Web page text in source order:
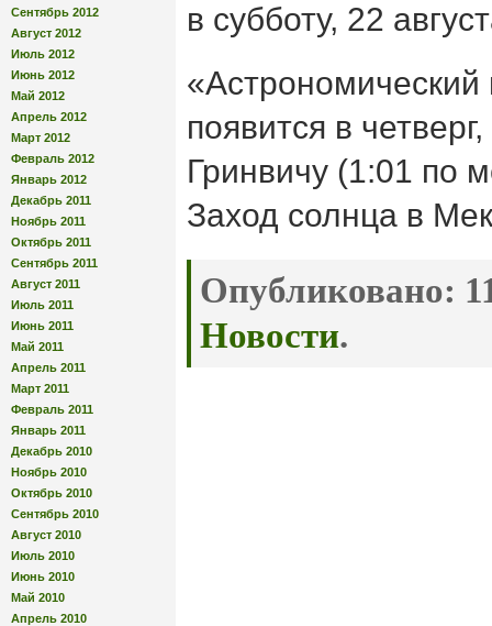
Сентябрь 2012
Август 2012
Июль 2012
Июнь 2012
Май 2012
Апрель 2012
Март 2012
Февраль 2012
Январь 2012
Декабрь 2011
Ноябрь 2011
Октябрь 2011
Сентябрь 2011
Август 2011
Июль 2011
Июнь 2011
Май 2011
Апрель 2011
Март 2011
Февраль 2011
Январь 2011
Декабрь 2010
Ноябрь 2010
Октябрь 2010
Сентябрь 2010
Август 2010
Июль 2010
Июнь 2010
Май 2010
Апрель 2010
в субботу, 22
появится в
Гринвичу (1:01 по
Заход солнца в
Опубликовано:
Новости.